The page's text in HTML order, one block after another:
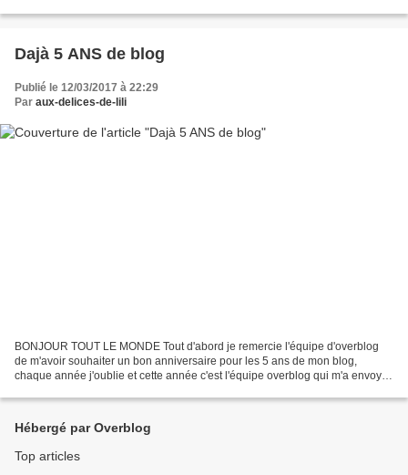
Dajà 5 ANS de blog
Publié le 12/03/2017 à 22:29
Par aux-delices-de-lili
BONJOUR TOUT LE MONDE Tout d'abord je remercie l'équipe d'overblog
de m'avoir souhaiter un bon anniversaire pour les 5 ans de mon blog,
chaque année j'oublie et cette année c'est l'équipe overblog qui m'a envoyer
Hébergé par Overblog
Top articles